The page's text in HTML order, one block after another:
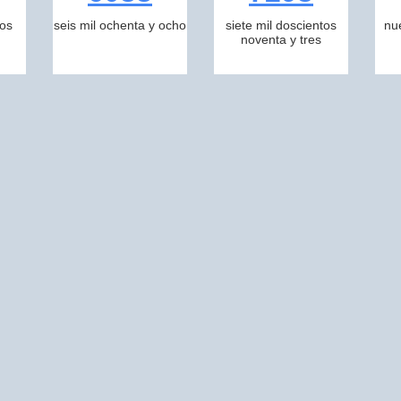
seis mil ochenta y ocho
siete mil doscientos
noventa y tres